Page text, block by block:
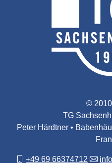
©
TG
Peter Härdtner •
+49 69 66374712